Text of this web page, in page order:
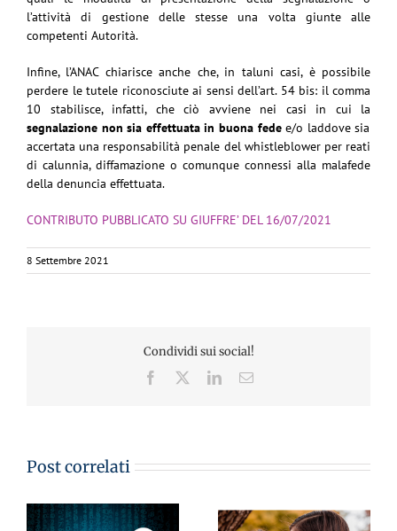
l’attività di gestione delle stesse una volta giunte alle
competenti Autorità.
Infine, l’ANAC chiarisce anche che, in taluni casi, è possibile
perdere le tutele riconosciute ai sensi dell’art. 54 bis: il comma
10 stabilisce, infatti, che ciò avviene nei casi in cui la
segnalazione non sia effettuata in buona fedee/o laddove sia
accertata una responsabilità penale del whistleblower per reati
di calunnia, diffamazione o comunque connessi alla malafede
della denuncia effettuata.
CONTRIBUTO PUBBLICATO SU GIUFFRE’ DEL 16/07/2021
8 Settembre 2021
Condividi sui social!
Facebook LinkedInEmail
Post correlati